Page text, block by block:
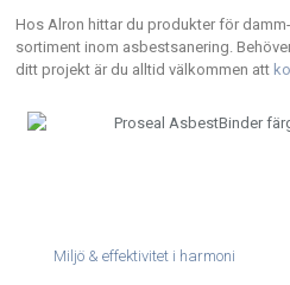
Hos Alron hittar du produkter för
sortiment inom asbestsanering.
ditt projekt är du alltid välkommen att
Miljö & effektivitet i harmoni